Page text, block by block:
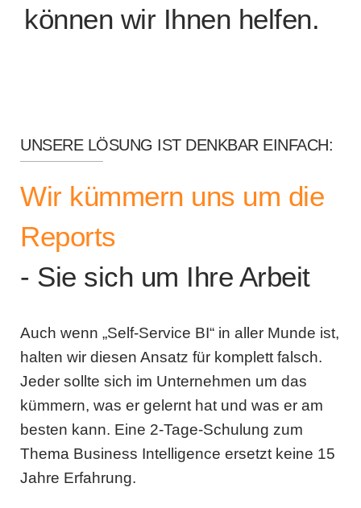
können wir Ihnen helfen.
UNSERE LÖSUNG IST DENKBAR EINFACH:
Wir kümmern uns um die
Reports
- Sie sich um Ihre Arbeit
Auch wenn „Self-Service BI“ in aller Munde ist,
halten wir diesen Ansatz für komplett falsch.
Jeder sollte sich im Unternehmen um das
kümmern, was er gelernt hat und was er am
besten kann. Eine 2-Tage-Schulung zum
Thema Business Intelligence ersetzt keine 15
Jahre Erfahrung.